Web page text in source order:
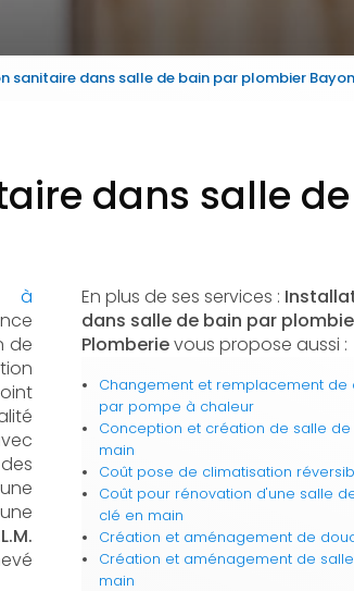
sanitaire dans salle de bain par plombier
dans salle
à
de
En plus de ses services :
dans salle de bain par
Plomberievous propose aussi :
Changement et remplacement de
par pompe à chaleur
Conception et création de salle
main
Coût pose de climatisation
Coût pour rénovation d'une salle
clé en main
Création et aménagement de
Création et aménagement de
main